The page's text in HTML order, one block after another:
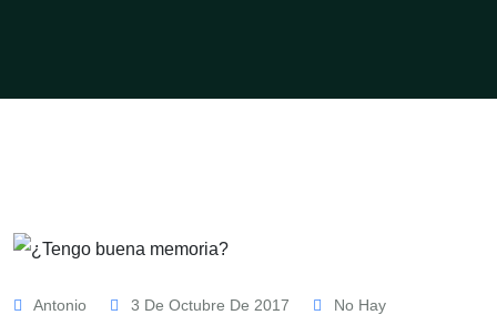
Antonio 3 De Octubre De 2017
No Hay